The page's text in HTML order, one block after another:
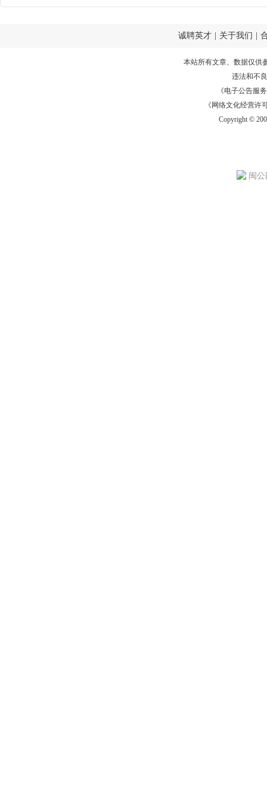
诚聘英才 关于我们
本站所有文章、数据仅供
违法和不
《电子公告服务
《网络文化经营许
Copyright ©
闽公